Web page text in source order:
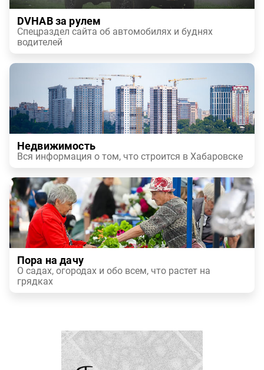
DVHAB за рулем
Спецраздел сайта об автомобилях и буднях
водителей
Недвижимость
Вся информация о том, что строится в Хабаровске
Пора на дачу
О садах, огородах и обо всем, что растет на
грядках